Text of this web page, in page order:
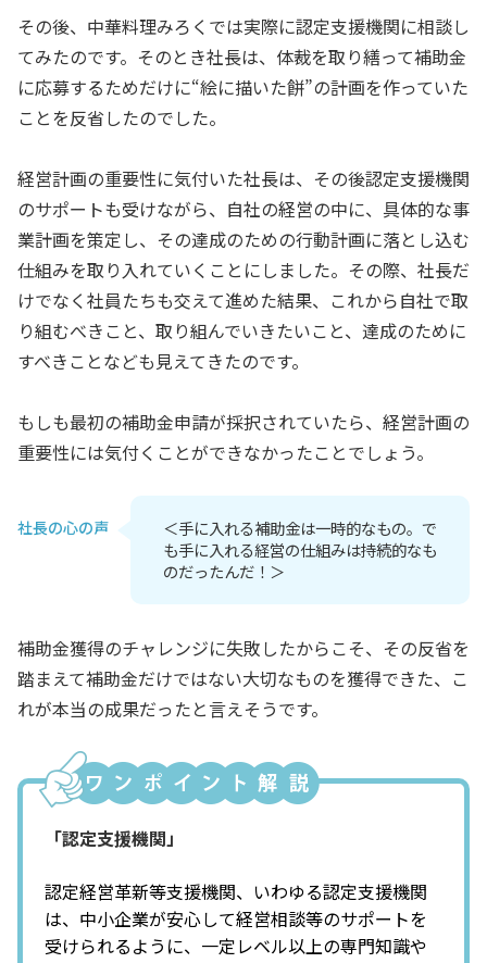
その後、中華料理みろくでは実際に認定支援機関に相談し
てみたのです。そのとき社長は、体裁を取り繕って補助金
に応募するためだけに“絵に描いた餅”の計画を作っていた
ことを反省したのでした。
経営計画の重要性に気付いた社長は、その後認定支援機関
のサポートも受けながら、自社の経営の中に、具体的な事
業計画を策定し、その達成のための行動計画に落とし込む
仕組みを取り入れていくことにしました。その際、社長だ
けでなく社員たちも交えて進めた結果、これから自社で取
り組むべきこと、取り組んでいきたいこと、達成のために
すべきことなども見えてきたのです。
もしも最初の補助金申請が採択されていたら、経営計画の
重要性には気付くことができなかったことでしょう。
社長の心の声
＜手に入れる補助金は一時的なもの。で
も手に入れる経営の仕組みは持続的なも
のだったんだ！＞
補助金獲得のチャレンジに失敗したからこそ、その反省を
踏まえて補助金だけではない大切なものを獲得できた、こ
れが本当の成果だったと言えそうです。
「認定支援機関」
認定経営革新等支援機関、いわゆる認定支援機関
は、中小企業が安心して経営相談等のサポートを
受けられるように、一定レベル以上の専門知識や